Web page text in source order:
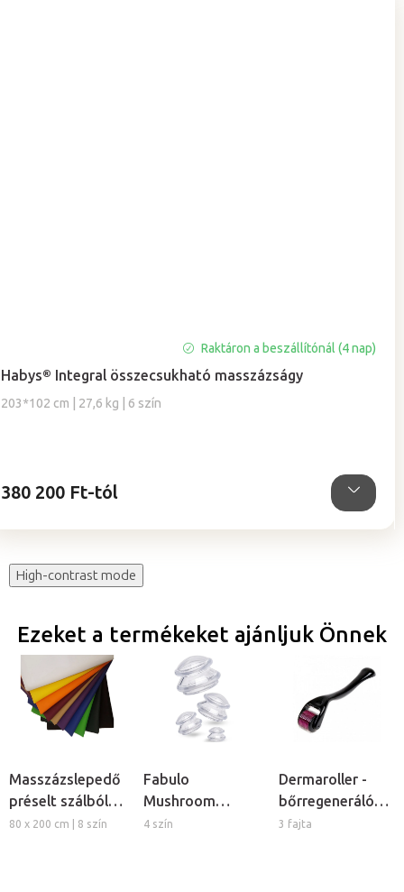
Habys® Integral összecsukható masszázságy
203*102 cm | 27,6 kg | 6 szín
Raktáron a beszállítónál (4 nap)
380 200 Ft-tól
High-contrast mode
Ezeket a termékeket ajánljuk Önnek
Masszázslepedő
préselt szálból,
5db
80 x 200 cm | 8 szín
Fabulo
Mushroom
gomba alakú
4 szín
Dermaroller -
bőrregeneráló
tűs henger
3 fajta